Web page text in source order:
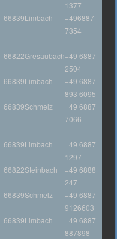
1377
66839Limbach
+496887
7354
66822Gresaubach+49 6887
2504
66839Limbach
+49 6887
893 6095
66839Schmelz
+49 6887
7066
66839Limbach
+49 6887
1297
66822Steinbach
+49 6888
247
66839Schmelz
+49 6887
9126603
66839Limbach
+49 6887
887898